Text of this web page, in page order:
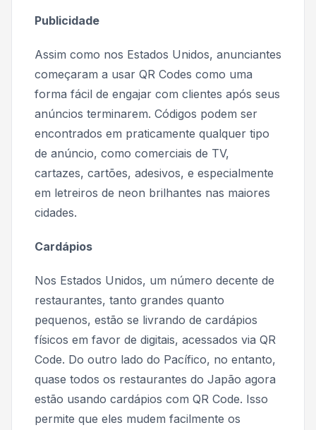
Publicidade
Assim como nos Estados Unidos, anunciantes
começaram a usar QR Codes como uma
forma fácil de engajar com clientes após seus
anúncios terminarem. Códigos podem ser
encontrados em praticamente qualquer tipo
de anúncio, como comerciais de TV,
cartazes, cartões, adesivos, e especialmente
em letreiros de neon brilhantes nas maiores
cidades.
Cardápios
Nos Estados Unidos, um número decente de
restaurantes, tanto grandes quanto
pequenos, estão se livrando de cardápios
físicos em favor de digitais, acessados via QR
Code. Do outro lado do Pacífico, no entanto,
quase todos os restaurantes do Japão agora
estão usando cardápios com QR Code. Isso
permite que eles mudem facilmente os